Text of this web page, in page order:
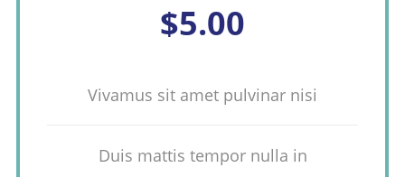
$5.00
Vivamus sit amet pulvinar nisi
Duis mattis tempor nulla in